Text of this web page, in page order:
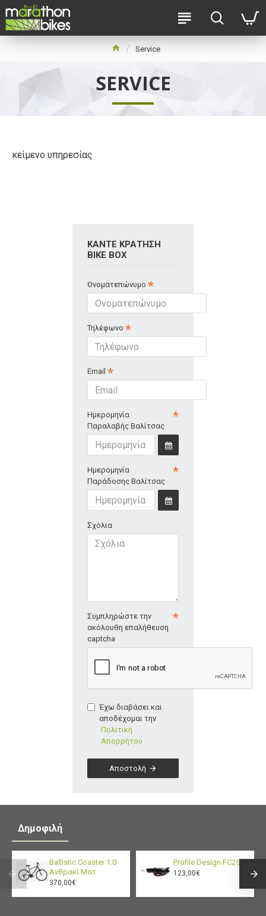
Service
SERVICE
κείμενο υπηρεσίας
ΚΆΝΤΕ ΚΡΆΤΗΣΗ
BIKE BOX
Ονοματεπώνυμο
Τηλέφωνο
Email
Ημερομηνία
Παραλαβής Βαλίτσας
Ημερομηνία
Παράδοσης Βαλίτσας
Σχόλια
Συμπληρώστε την
ακόλουθη επαλήθευση
captcha
Έχω διαβάσει και
αποδέχομαι την
Πολιτική
Απορρήτου
Αποστολή
Δημοφιλή
Ballistic Coaster 1.0
Ανθρακί Ματ
370,00€
Profile Design FC25
123,00€